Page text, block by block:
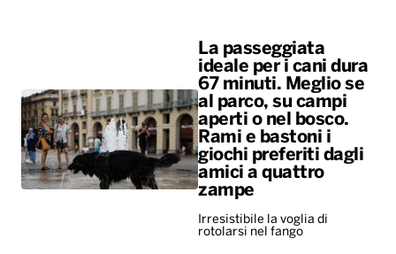
La passeggiata
ideale per i cani dura
67 minuti. Meglio se
al parco, su campi
aperti o nel bosco.
Rami e bastoni i
giochi preferiti dagli
amici a quattro
zampe
Irresistibile la voglia di
rotolarsi nel fango